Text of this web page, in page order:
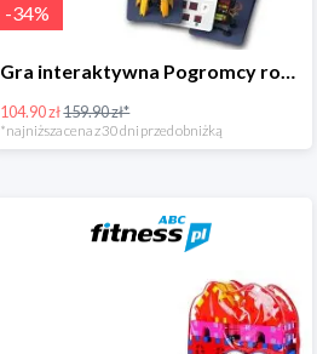
-34%
Gra interaktywna Pogromcy robotów - Misja specjalna -34%
104.90 zł159.90 zł*
*najniższa cena z 30 dni przed obniżką